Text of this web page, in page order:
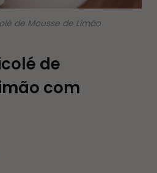
de Mousse de Limão
de
com